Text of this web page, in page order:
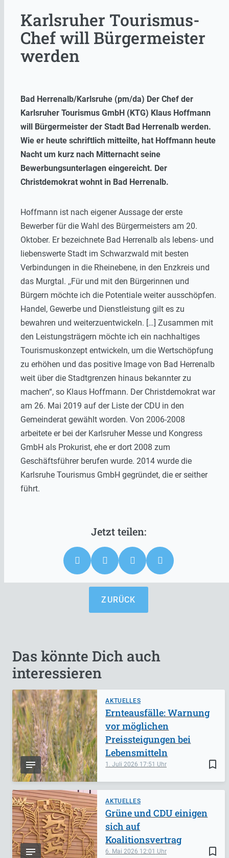
Karlsruher Tourismus-
Chef will Bürgermeister
werden
Bad Herrenalb/Karlsruhe (pm/da) Der Chef der
Karlsruher Tourismus GmbH (KTG) Klaus Hoffmann
will Bürgermeister der Stadt Bad Herrenalb werden.
Wie er heute schriftlich mitteilte, hat Hoffmann heute
Nacht um kurz nach Mitternacht seine
Bewerbungsunterlagen eingereicht. Der
Christdemokrat wohnt in Bad Herrenalb.
Hoffmann ist nach eigener Aussage der erste
Bewerber für die Wahl des Bürgermeisters am 20.
Oktober. Er bezeichnete Bad Herrenalb als lebens- und
liebenswerte Stadt im Schwarzwald mit besten
Verbindungen in die Rheinebene, in den Enzkreis und
das Murgtal. ,,Für und mit den Bürgerinnen und
Bürgern möchte ich die Potentiale weiter ausschöpfen.
Handel, Gewerbe und Dienstleistung gilt es zu
bewahren und weiterzuentwickeln. […] Zusammen mit
den Leistungsträgern möchte ich ein nachhaltiges
Tourismuskonzept entwickeln, um die Wertschöpfung
zu erhöhen und das positive Image von Bad Herrenalb
weit über die Stadtgrenzen hinaus bekannter zu
machen“, so Klaus Hoffmann. Der Christdemokrat war
am 26. Mai 2019 auf der Liste der CDU in den
Gemeinderat gewählt worden. Von 2006-2008
arbeitete er bei der Karlsruher Messe und Kongress
GmbH als Prokurist, ehe er dort 2008 zum
Geschäftsführer berufen wurde. 2014 wurde die
Karlsruhe Tourismus GmbH gegründet, die er seither
führt.
ZURÜCK
Das könnte Dich auch
interessieren
AKTUELLES
bookmark_border
1. Juli 2026 17:51
Ernteausfälle: Warnung
vor möglichen
Preissteigungen bei
Lebensmitteln
AKTUELLES
bookmark_border
6. Mai 2026 12:01
Grüne und CDU einigen
sich auf
Koalitionsvertrag